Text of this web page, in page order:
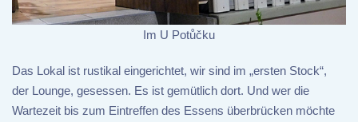
Im U Potůčku
Das Lokal ist rustikal eingerichtet, wir sind im „ersten Stock“,
der Lounge, gesessen. Es ist gemütlich dort. Und wer die
Wartezeit bis zum Eintreffen des Essens überbrücken möchte